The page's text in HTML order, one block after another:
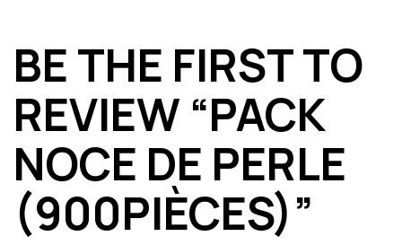
BE THE FIRST TO
REVIEW “PACK
NOCE DE PERLE
(900PIÈCES)”